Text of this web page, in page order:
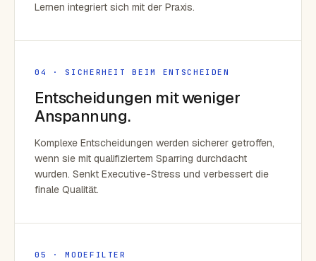
Lernen integriert sich mit der Praxis.
04 · SICHERHEIT BEIM ENTSCHEIDEN
Entscheidungen mit weniger
Anspannung.
Komplexe Entscheidungen werden sicherer getroffen,
wenn sie mit qualifiziertem Sparring durchdacht
wurden. Senkt Executive-Stress und verbessert die
finale Qualität.
05 · MODEFILTER